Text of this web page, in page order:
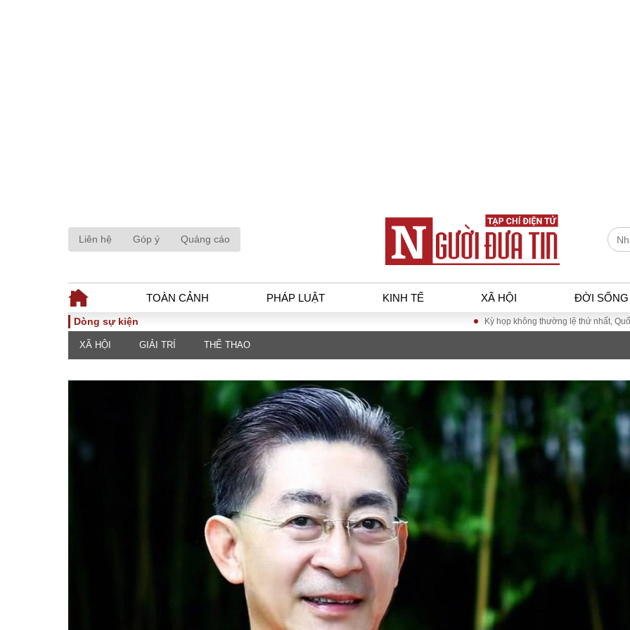
Liên hệ Góp ý Quảng cáo
TOÀN CẢNH PHÁP LUẬT KINH TẾ XÃ HỘI ĐỜI SỐNG
TOÀN CẢNH
luật
Góc nhìn luật gia
Hồ sơ điều tra
Tiếng nói công dân
Tài chính - Ngân
Kinh tế vĩ mô
Hồ sơ doanh
nghiệp
Xu hướng thị
Tiêu dùng và dư
luận
Công nghệ
Giáo dục
Văn hoá
Môi trường
Giao
INFOCUS
Dòng sự kiện Kỳ họp không thường lệ thứ nhất, Quốc hội khóa
XÃ HỘI GIẢI TRÍ THỂ THAO